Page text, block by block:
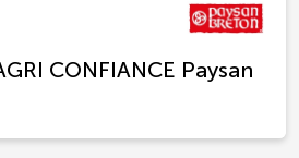
CONFIANCE Paysan